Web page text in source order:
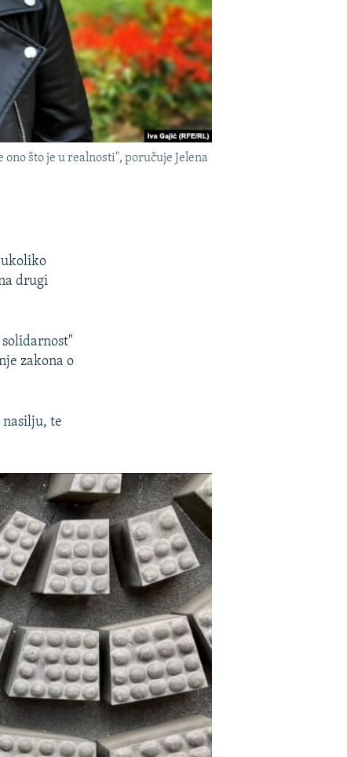
što je u realnosti", poručuje Jelena
ukoliko
drugi
zakona o
nasilju, te